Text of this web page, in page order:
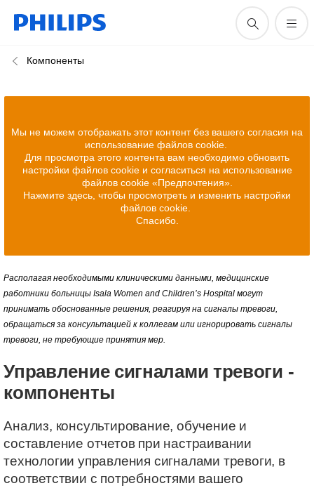
Компоненты
Мы не можем отображать этот контент без вашего согласия на
использование файлов cookie.
Для просмотра этого контента вам необходимо обновить
настройки файлов cookie и согласиться на использование
файлов cookie «Предпочтения».
Нажмите здесь, чтобы просмотреть и изменить настройки
файлов cookie.
Спасибо.
Располагая необходимыми клиническими данными, медицинские
работники больницы Isala Women and Children’s Hospital могут
принимать обоснованные решения, реагируя на сигналы тревоги,
обращаться за консультацией к коллегам или игнорировать сигналы
тревоги, не требующие принятия мер.
Управление сигналами тревоги -
компоненты
Анализ, консультирование, обучение и
составление отчетов при настраивании
технологии управления сигналами тревоги, в
соответствии с потребностями вашего